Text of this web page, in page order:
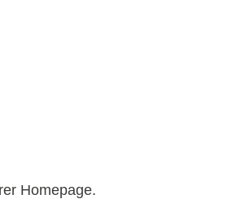
Homepage.